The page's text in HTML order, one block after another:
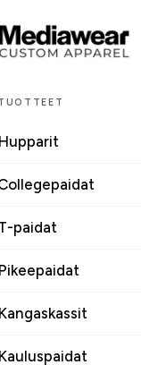
Hupparit
paidat
Pikeepaidat
Kangaskassit
Kauluspaidat
155g
Polyesteri